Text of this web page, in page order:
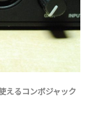
えるコンボジャック